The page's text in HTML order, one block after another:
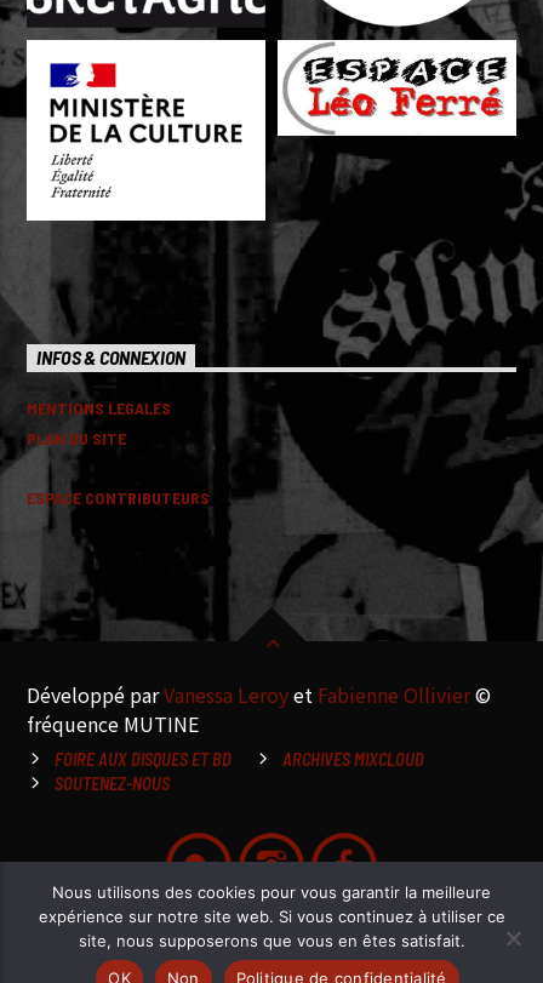
INFOS & CONNEXION
MENTIONS LEGALES
PLAN DU SITE
ESPACE CONTRIBUTEURS
Développé parVanessa Leroyet Fabienne Ollivier©
fréquence MUTINE
FOIRE AUX DISQUES ET BD
ARCHIVES MIXCLOUD
SOUTENEZ-NOUS
Nous utilisons des cookies pour vous garantir la meilleure
expérience sur notre site web. Si vous continuez à utiliser ce
site, nous supposerons que vous en êtes satisfait.
OK
Non Politique de confidentialité